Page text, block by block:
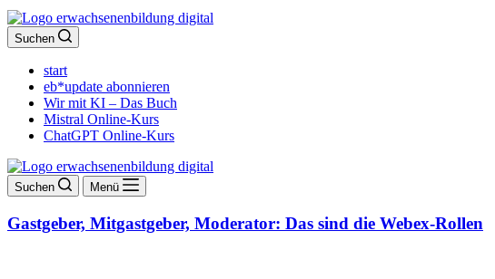
Suchen
start
eb*update abonnieren
Wir mit KI – Das Buch
Mistral Online-Kurs
ChatGPT Online-Kurs
Suchen Menü
Gastgeber, Mitgastgeber, Moderator: Das sind die Webex-Rollen